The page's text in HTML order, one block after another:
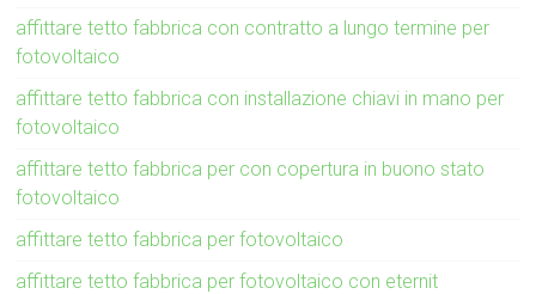
affittare tetto fabbrica con contratto a lungo termine per
fotovoltaico
affittare tetto fabbrica con installazione chiavi in mano per
fotovoltaico
affittare tetto fabbrica per con copertura in buono stato
fotovoltaico
affittare tetto fabbrica per fotovoltaico
affittare tetto fabbrica per fotovoltaico con eternit